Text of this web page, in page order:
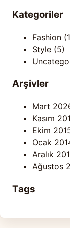
Kategoriler
Fashion
Style (5)
Arşivler
Mart
Kasım
Ekim
Ocak
Aralık
Ağustos
Tags